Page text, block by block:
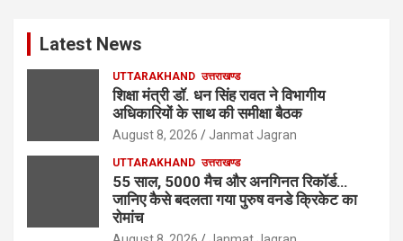
Latest News
UTTARAKHAND उत्तराखण्ड
शिक्षा मंत्री डॉ. धन सिंह रावत ने विभागीय
अधिकारियों के साथ की समीक्षा बैठक
August 8, 2026 Janmat Jagran
UTTARAKHAND उत्तराखण्ड
55 साल, 5000 मैच और अनगिनत रिकॉर्ड…
जानिए कैसे बदलता गया पुरुष वनडे क्रिकेट का
रोमांच